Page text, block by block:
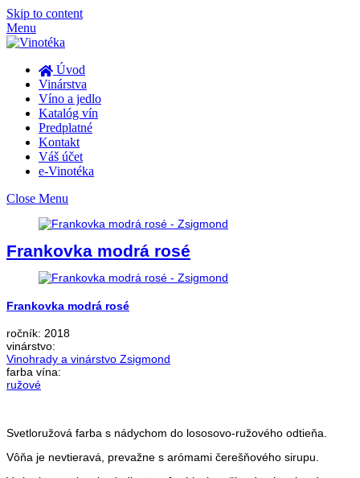
Skip to content
Menu
Úvod
Vinárstva
Víno a jedlo
Katalóg vín
Predplatné
Kontakt
Váš účet
e-Vinotéka
Close Menu
Frankovka modrá rosé
Frankovka modrá rosé
ročník: 2018
vinárstvo:
Vinohrady a vinárstvo Zsigmond
farba vína:
ružové
Svetloružová farba s nádychom do lososovo-ružového odtieňa.
Vôňa je nevtieravá, prevažne s arómami čerešňového sirupu.